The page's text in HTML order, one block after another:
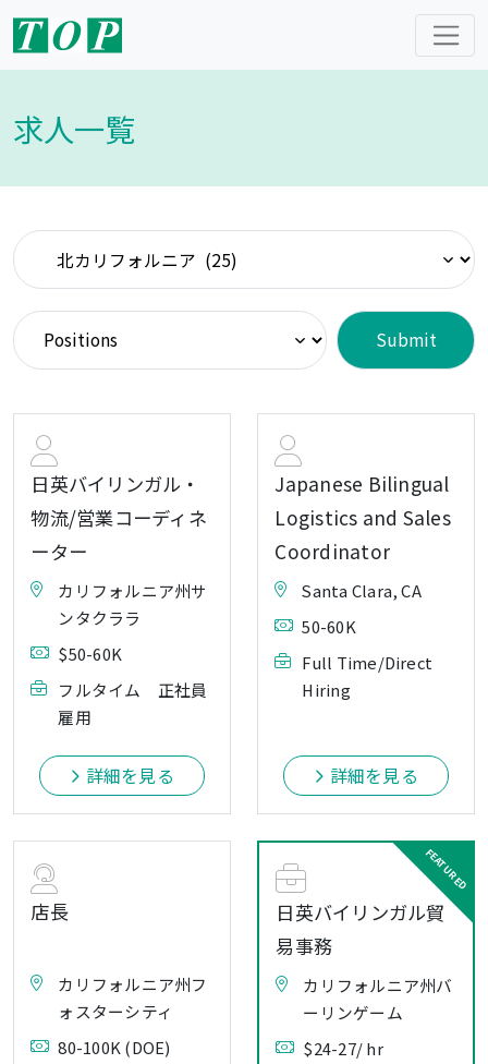
求人一覧
日英バイリンガル・
物流/営業コーディネ
ーター
カリフォルニア州サ
ンタクララ
$50-60K
フルタイム 正社員
雇用
詳細を見る
Japanese Bilingual
Logistics and Sales
Coordinator
Santa Clara, CA
50-60K
Full Time/Direct
Hiring
詳細を見る
店長
カリフォルニア州フ
ォスターシティ
80-100K (DOE)
日英バイリンガル貿
易事務
カリフォルニア州バ
ーリンゲーム
$24-27/ hr